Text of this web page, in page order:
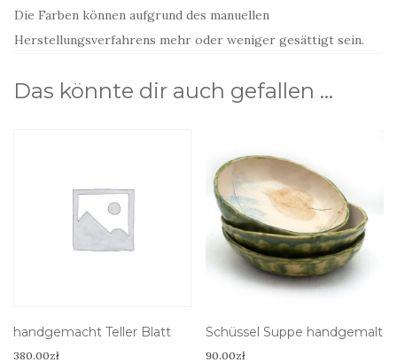
Die Farben können aufgrund des manuellen
Herstellungsverfahrens mehr oder weniger gesättigt sein.
Das könnte dir auch gefallen …
handgemacht Teller Blatt
380.00zł
Schüssel Suppe handgemalt
90.00zł